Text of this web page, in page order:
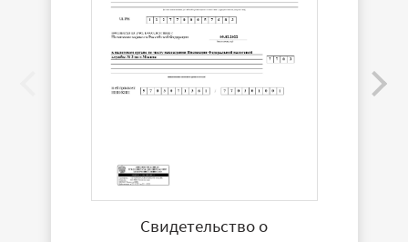
Свидетельство о